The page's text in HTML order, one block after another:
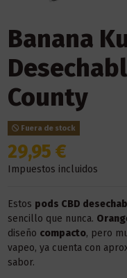
Banana
County
Fuera de stock
29,95 €
Impuestos incluidos
Estos pods CBD
sencillo que nunca.
diseño compacto, pero
vapeo, ya cuenta con
sabor.